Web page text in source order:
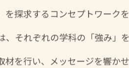
探求するコンセプトワーク
それぞれの学科の「強み」
を行い、メッセージを響か